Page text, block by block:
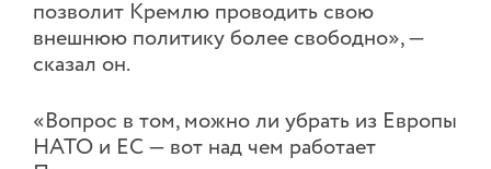
позволит Кремлю проводить свою
внешнюю политику более свободно», —
сказал он.
«Вопрос в том, можно ли убрать из Европы
НАТО и ЕС — вот над чем работает